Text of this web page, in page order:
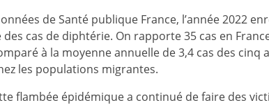
de Santé publique France, l’année 2022
cas de diphtérie. On rapporte 35 cas en
à la moyenne annuelle de 3,4 cas des
les populations migrantes.
flambée épidémique a continué de faire des